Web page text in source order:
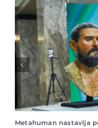
Novi Sad na UNESKO